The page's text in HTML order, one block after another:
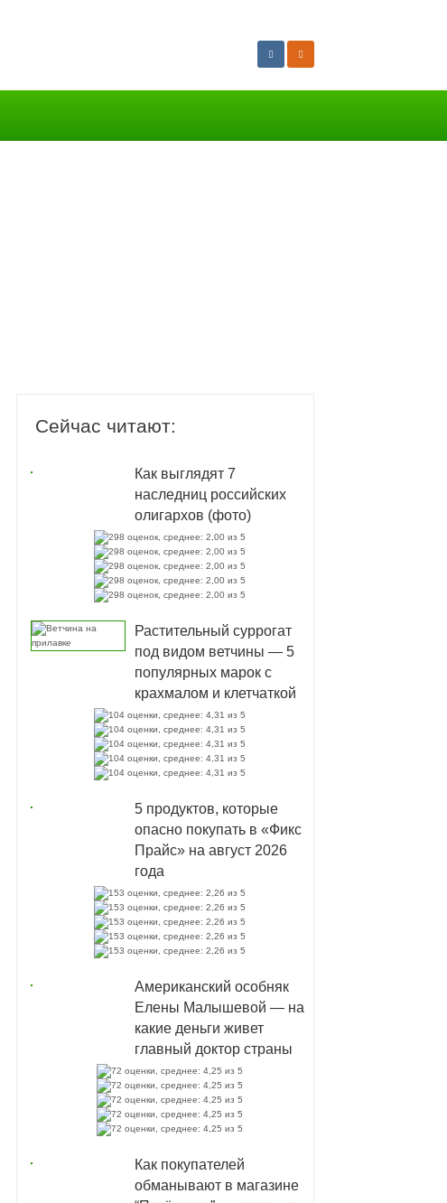
Сейчас читают:
Как выглядят 7
наследниц российских
олигархов (фото)
Растительный суррогат
под видом ветчины — 5
популярных марок с
крахмалом и клетчаткой
5 продуктов, которые
опасно покупать в «Фикс
Прайс» на август 2026
года
Американский особняк
Елены Малышевой — на
какие деньги живет
главный доктор страны
Как покупателей
обманывают в магазине